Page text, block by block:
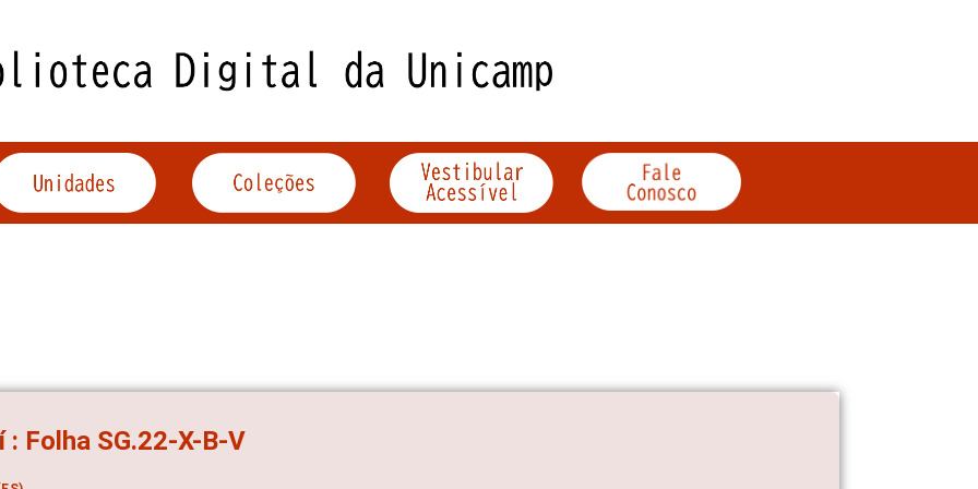
: Folha SG.22-X-B-V